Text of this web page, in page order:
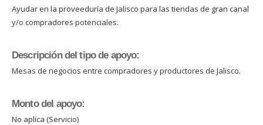
Ayudar en la proveeduría de Jalisco para las tiendas de gran canal
y/o compradores potenciales.
Descripción del tipo de apoyo:
Mesas de negocios entre compradores y productores de Jalisco.
Monto del apoyo:
No aplica (Servicio)